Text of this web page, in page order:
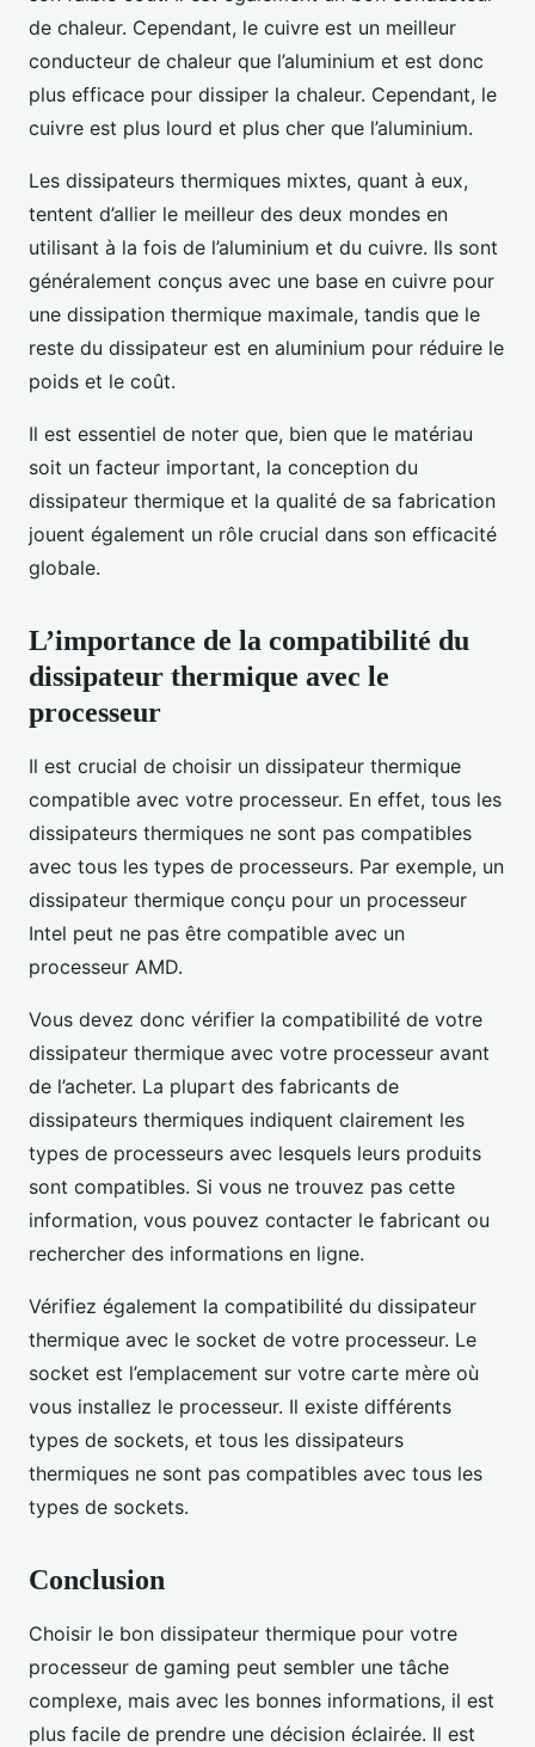
de chaleur. Cependant, le cuivre est un meilleur
conducteur de chaleur que l’aluminium et est donc
plus efficace pour dissiper la chaleur. Cependant, le
cuivre est plus lourd et plus cher que l’aluminium.
Les dissipateurs thermiques mixtes, quant à eux,
tentent d’allier le meilleur des deux mondes en
utilisant à la fois de l’aluminium et du cuivre. Ils sont
généralement conçus avec une base en cuivre pour
une dissipation thermique maximale, tandis que le
reste du dissipateur est en aluminium pour réduire le
poids et le coût.
Il est essentiel de noter que, bien que le matériau
soit un facteur important, la conception du
dissipateur thermique et la qualité de sa fabrication
jouent également un rôle crucial dans son efficacité
globale.
L’importance de la compatibilité du
dissipateur thermique avec le
processeur
Il est crucial de choisir un dissipateur thermique
compatible avec votre processeur. En effet, tous les
dissipateurs thermiques ne sont pas compatibles
avec tous les types de processeurs. Par exemple, un
dissipateur thermique conçu pour un processeur
Intel peut ne pas être compatible avec un
processeur AMD.
Vous devez donc vérifier la compatibilité de votre
dissipateur thermique avec votre processeur avant
de l’acheter. La plupart des fabricants de
dissipateurs thermiques indiquent clairement les
types de processeurs avec lesquels leurs produits
sont compatibles. Si vous ne trouvez pas cette
information, vous pouvez contacter le fabricant ou
rechercher des informations en ligne.
Vérifiez également la compatibilité du dissipateur
thermique avec le socket de votre processeur. Le
socket est l’emplacement sur votre carte mère où
vous installez le processeur. Il existe différents
types de sockets, et tous les dissipateurs
thermiques ne sont pas compatibles avec tous les
types de sockets.
Conclusion
Choisir le bon dissipateur thermique pour votre
processeur de gaming peut sembler une tâche
complexe, mais avec les bonnes informations, il est
plus facile de prendre une décision éclairée. Il est